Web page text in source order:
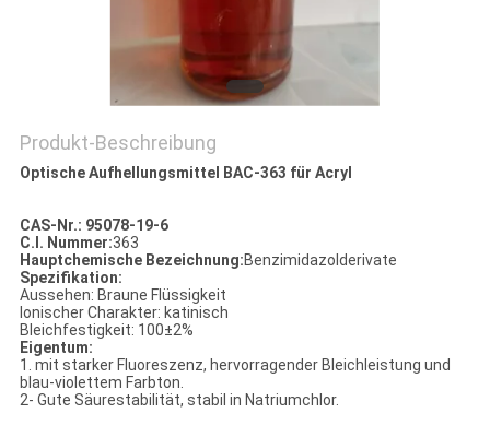
PRIVACY
POLICY
Produkt-Beschreibung
Optische Aufhellungsmittel BAC-363 für Acryl
CAS-Nr.: 95078-19-6
C.I. Nummer:363
Hauptchemische Bezeichnung:Benzimidazolderivate
Spezifikation:
Aussehen: Braune Flüssigkeit
Ionischer Charakter: katinisch
Bleichfestigkeit: 100±2%
Eigentum:
1. mit starker Fluoreszenz, hervorragender Bleichleistung und
blau-violettem Farbton.
2- Gute Säurestabilität, stabil in Natriumchlor.